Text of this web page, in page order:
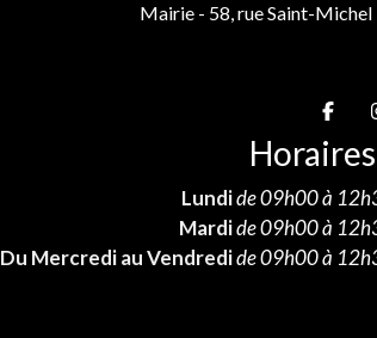
Mairie - 58, rue Saint-
Lundide 09h00 à
Mardide 09h00 à
Du Mercredi au Vendredide 09h00 à